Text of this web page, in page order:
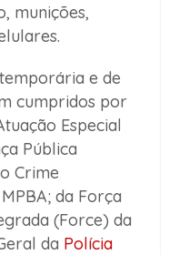
munições,
e de
cumpridos por
Especial
Pública
Crime
da Força
(Force) da
da Polícia